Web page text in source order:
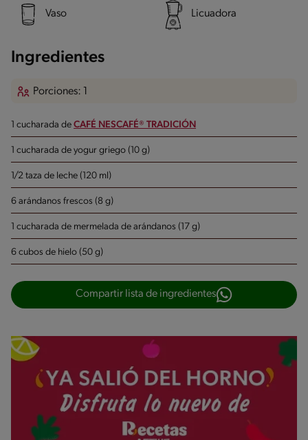
Vaso Licuadora
Ingredientes
Porciones: 1
1 cucharada de CAFÉ NESCAFÉ® TRADICIÓN
1 cucharada de yogur griego (10 g)
1/2 taza de leche (120 ml)
6 arándanos frescos (8 g)
1 cucharada de mermelada de arándanos (17 g)
6 cubos de hielo (50 g)
Compartir lista de ingredientes